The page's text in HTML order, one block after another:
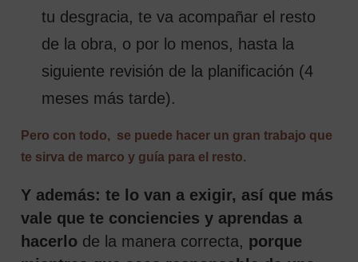
tu desgracia, te va acompañar el resto
de la obra, o por lo menos, hasta la
siguiente revisión de la planificación (4
meses más tarde).
Pero con todo, se puede hacer un gran trabajo que
te sirva de marco y guía para el resto.
Y además: te lo van a exigir, así que más
vale que te conciencies y aprendas a
hacerlode la manera correcta, porque